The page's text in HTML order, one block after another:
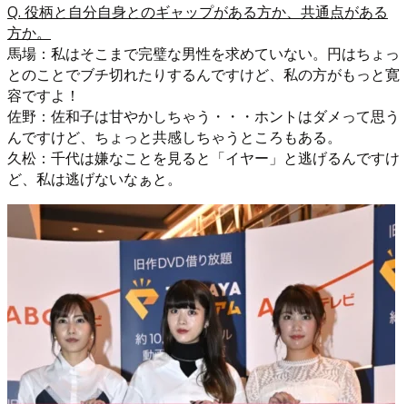
Q. 役柄と自分自身とのギャップがある方か、共通点がある
方か。
馬場：私はそこまで完璧な男性を求めていない。円はちょっ
とのことでブチ切れたりするんですけど、私の方がもっと寛
容ですよ！
佐野：佐和子は甘やかしちゃう・・・ホントはダメって思う
んですけど、ちょっと共感しちゃうところもある。
久松：千代は嫌なことを見ると「イヤー」と逃げるんですけ
ど、私は逃げないなぁと。